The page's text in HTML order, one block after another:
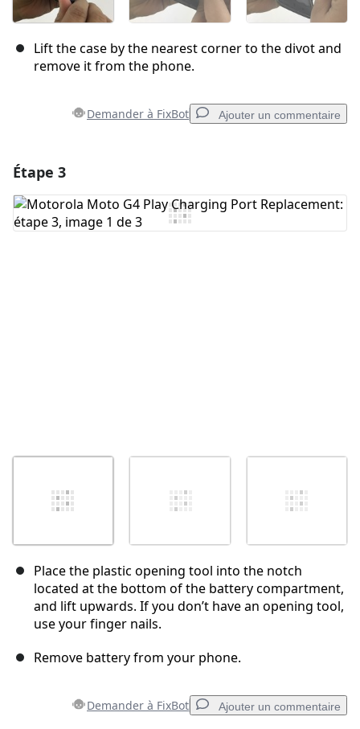
Lift the case by the nearest corner to the divot and
remove it from the phone.
Demander à FixBot Ajouter un commentaire
Ajouter un commentaire
Étape 3
Place the plastic opening tool into the notch
located at the bottom of the battery compartment,
and lift upwards. If you don’t have an opening tool,
use your finger nails.
Remove battery from your phone.
Demander à FixBot Ajouter un commentaire